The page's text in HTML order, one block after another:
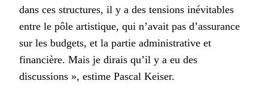
dans ces structures, il y a des tensions inévitables
entre le pôle artistique, qui n’avait pas d’assurance
sur les budgets, et la partie administrative et
financière. Mais je dirais qu’il y a eu des
discussions », estime Pascal Keiser.